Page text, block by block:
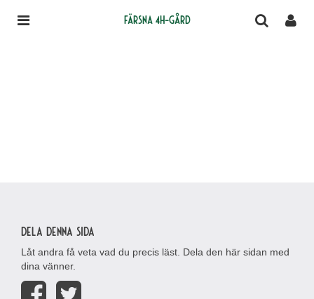
Färsna 4H-gård
Dela denna sida
Låt andra få veta vad du precis läst. Dela den här sidan med
dina vänner.